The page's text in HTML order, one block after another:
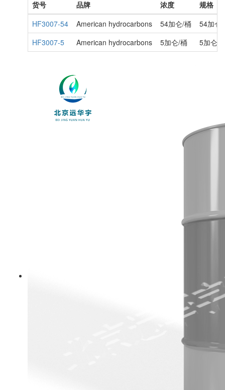
货号 品牌 浓度
规格
HF3007-54
American hydrocarbons 54加仑/桶
54加仑
HF3007-5
American hydrocarbons 5加仑/桶 5加仑